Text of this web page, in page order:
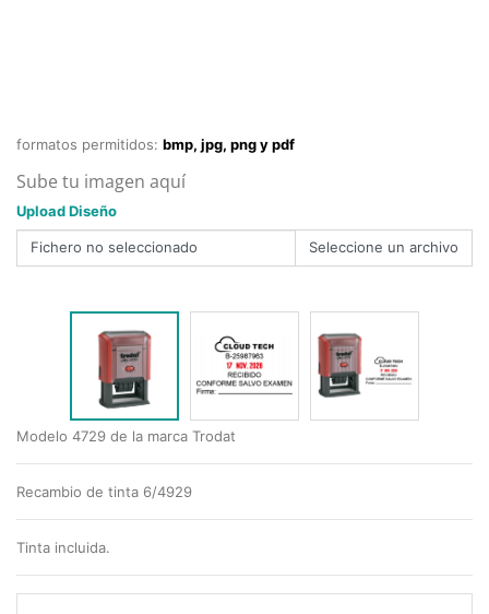
Modelo 4729 de la marca Trodat
Recambio de tinta 6/4929
Tinta incluida.
formatos permitidos: bmp, jpg, png y pdf
Sube tu imagen aquí
Upload Diseño
Fichero no seleccionado